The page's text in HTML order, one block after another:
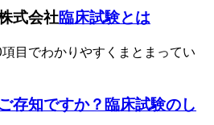
式会社臨床試験とは
目でわかりやすくまとまってい
存知ですか？臨床試験のし